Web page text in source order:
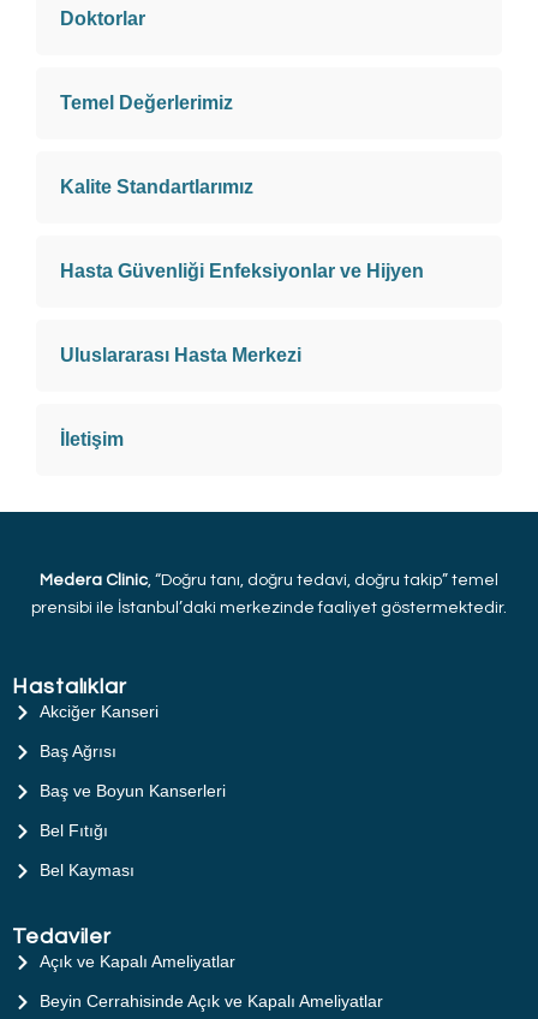
Doktorlar
Temel Değerlerimiz
Kalite Standartlarımız
Hasta Güvenliği Enfeksiyonlar ve Hijyen
Uluslararası Hasta Merkezi
İletişim
Medera Clinic, “Doğru tanı, doğru tedavi, doğru takip” temel
prensibi ile İstanbul’daki merkezinde faaliyet göstermektedir.
Hastalıklar
Akciğer Kanseri
Baş Ağrısı
Baş ve Boyun Kanserleri
Bel Fıtığı
Bel Kayması
Tedaviler
Açık ve Kapalı Ameliyatlar
Beyin Cerrahisinde Açık ve Kapalı Ameliyatlar